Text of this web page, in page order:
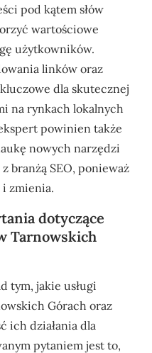
pod kątem słów
wartościowe
użytkowników.
linków oraz
dla skutecznej
na rynkach lokalnych
powinien także
nowych narzędzi
branżą SEO, ponieważ
zmienia.
dotyczące
Tarnowskich
tym, jakie usługi
Górach oraz
ich działania dla
pytaniem jest to,